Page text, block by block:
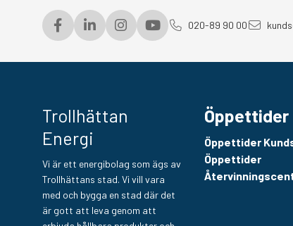
020-89 90 00
Trollhättan
Energi
Vi är ett energibolag som ägs av
Trollhättans stad. Vi vill vara
med och bygga en stad där det
är gott att leva genom att
Öppettider
Öppettider
Öppettider